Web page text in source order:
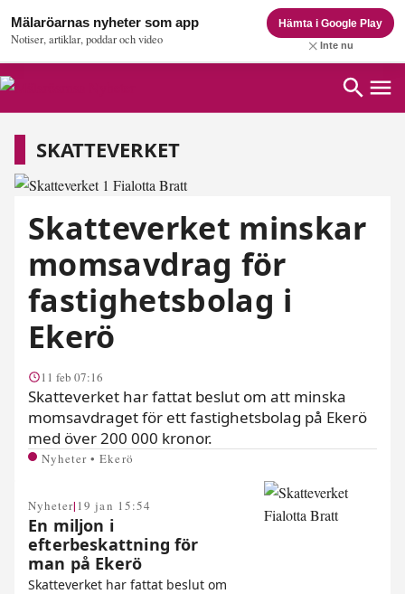
Mälaröarnas nyheter som app
Notiser, artiklar, poddar och video
Hämta i Google Play
Inte nu
Skatteverket
SKATTEVERKET
Skatteverket minskar
momsavdrag för
fastighetsbolag i
Ekerö
11 feb 07:16
Skatteverket har fattat beslut om att minska
momsavdraget för ett fastighetsbolag på Ekerö
med över 200 000 kronor.
Nyheter • Ekerö
Nyheter| 19 jan 15:54
En miljon i
efterbeskattning för
man på Ekerö
Skatteverket har fattat beslut om